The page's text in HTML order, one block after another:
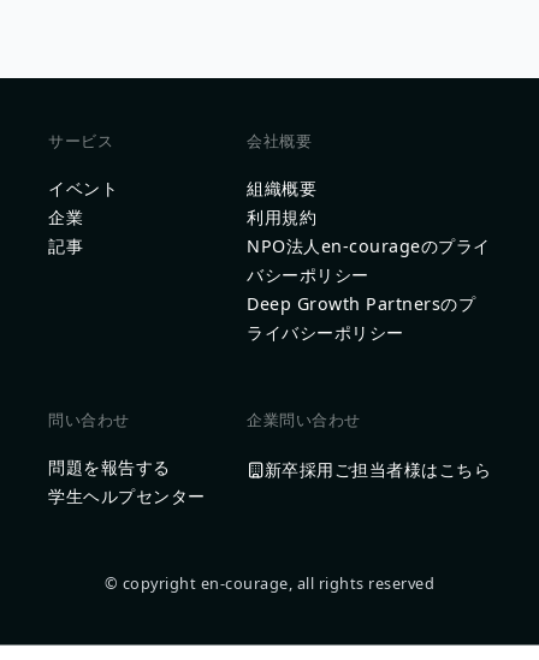
サービス
イベント
企業
記事
会社概要
組織概要
利用規約
NPO法人en-courageのプライ
バシーポリシー
Deep Growth Partnersのプ
ライバシーポリシー
問い合わせ
問題を報告する
学生ヘルプセンター
企業問い合わせ
新卒採用ご担当者様はこちら
© copyright en-courage, all rights reserved